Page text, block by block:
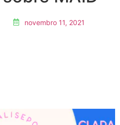
novembro 11, 2021